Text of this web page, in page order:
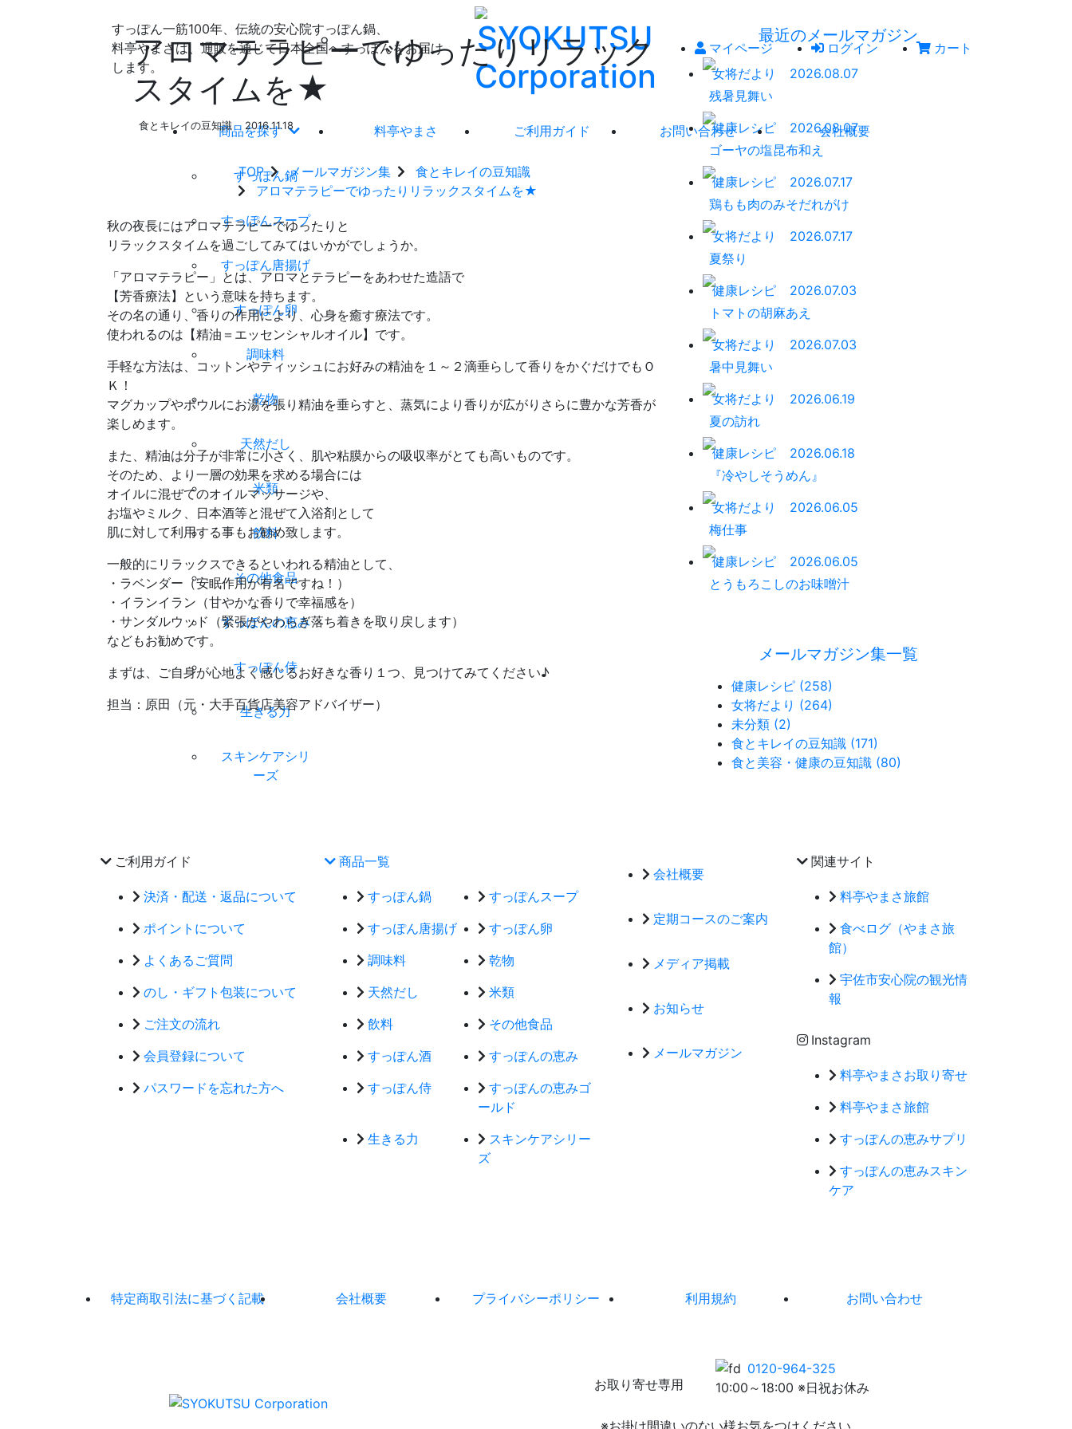
すっぽん一筋100年、伝統の安心院すっぽん鍋、
料亭やまさは、通販を通じて日本全国へすっぽんをお届け
します。
マイページ ログイン カート
商品を探す
すっぽん鍋
すっぽんスープ
すっぽん唐揚げ
すっぽん卵
調味料
乾物
天然だし
米類
飲料
その他食品
すっぽんの恵み
すっぽん侍
生きる力
スキンケアシリ
ーズ
料亭やまさ ご利用ガイド お問い合わせ 会社概要
アロマテラピーでゆったりリラック
スタイムを★
食とキレイの豆知識 2016.11.18
TOP メールマガジン集
食とキレイの豆知識
アロマテラピーでゆったりリラックスタイムを★
秋の夜長にはアロマテラピーでゆったりと
リラックスタイムを過ごしてみてはいかがでしょうか。
「アロマテラピー」とは、アロマとテラピーをあわせた造語で
【芳香療法】という意味を持ちます。
その名の通り、香りの作用により、心身を癒す療法です。
使われるのは【精油＝エッセンシャルオイル】です。
手軽な方法は、コットンやティッシュにお好みの精油を１～２滴垂らして香りをかぐだけでもＯ
Ｋ！
マグカップやボウルにお湯を張り精油を垂らすと、蒸気により香りが広がりさらに豊かな芳香が
楽しめます。
また、精油は分子が非常に小さく、肌や粘膜からの吸収率がとても高いものです。
そのため、より一層の効果を求める場合には
オイルに混ぜてのオイルマッサージや、
お塩やミルク、日本酒等と混ぜて入浴剤として
肌に対して利用する事もお勧め致します。
一般的にリラックスできるといわれる精油として、
・ラベンダー（安眠作用が有名ですね！）
・イランイラン（甘やかな香りで幸福感を）
・サンダルウッド（緊張がやわらぎ落ち着きを取り戻します）
などもお勧めです。
まずは、ご自身が心地よく感じるお好きな香り１つ、見つけてみてください♪
担当：原田（元・大手百貨店美容アドバイザー）
最近のメールマガジン
女将だより
2026.08.07
残暑見舞い
健康レシピ
2026.08.07
ゴーヤの塩昆布和え
健康レシピ
2026.07.17
鶏もも肉のみそだれがけ
女将だより
2026.07.17
夏祭り
健康レシピ
2026.07.03
トマトの胡麻あえ
女将だより
2026.07.03
暑中見舞い
女将だより
2026.06.19
夏の訪れ
健康レシピ
2026.06.18
『冷やしそうめん』
女将だより
2026.06.05
梅仕事
健康レシピ
2026.06.05
とうもろこしのお味噌汁
メールマガジン集一覧
健康レシピ (258)
女将だより (264)
未分類 (2)
食とキレイの豆知識 (171)
食と美容・健康の豆知識 (80)
ご利用ガイド
決済・配送・返品について
ポイントについて
よくあるご質問
のし・ギフト包装について
ご注文の流れ
会員登録について
パスワードを忘れた方へ
商品一覧
すっぽん鍋
すっぽんスープ
すっぽん唐揚げ
すっぽん卵
調味料
乾物
天然だし
米類
飲料
その他食品
すっぽん酒
すっぽんの恵み
すっぽん侍
すっぽんの恵みゴ
ールド
生きる力
スキンケアシリー
ズ
会社概要
定期コースのご案内
メディア掲載
お知らせ
メールマガジン
関連サイト
料亭やまさ旅館
食べログ（やまさ旅
館）
宇佐市安心院の観光情
報
Instagram
料亭やまさお取り寄せ
料亭やまさ旅館
すっぽんの恵みサプリ
すっぽんの恵みスキン
ケア
特定商取引法に基づく記載 会社概要 プライバシーポリシー 利用規約 お問い合わせ
お取り寄せ専用
0120-964-325
10:00～18:00 ※日祝お休み
※お掛け間違いのない様お気をつけください